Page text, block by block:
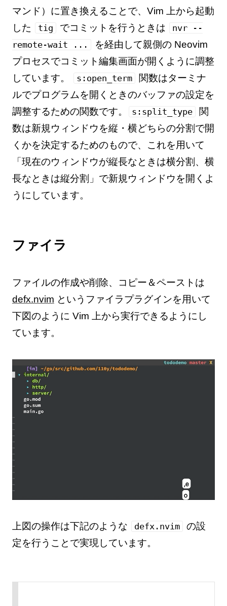
マンド）に置き換えることで、Vim 上から起動
した
tig でコミットを行うときは
nvr --
remote-wait ...
を経由して親側の Neovim
プロセスでコミット編集画面が開くように調整
しています。
s:open_term
関数はターミナ
ルでプログラムを開くときのバッファの設定を
調整するための関数です。
s:split_type
関
数は新規ウィンドウを縦・横どちらの分割で開
くかを決定するためのもので、これを用いて
「現在のウィンドウが縦長なときは横分割、横
長なときは縦分割」で新規ウィンドウを開くよ
うにしています。
ファイラ
ファイルの作成や削除、コピー＆ペーストは
defx.nvim というファイラプラグインを用いて
下図のように Vim 上から実行できるようにし
ています。
上図の操作は下記のような defx.nvim
の設
定を行うことで実現しています。